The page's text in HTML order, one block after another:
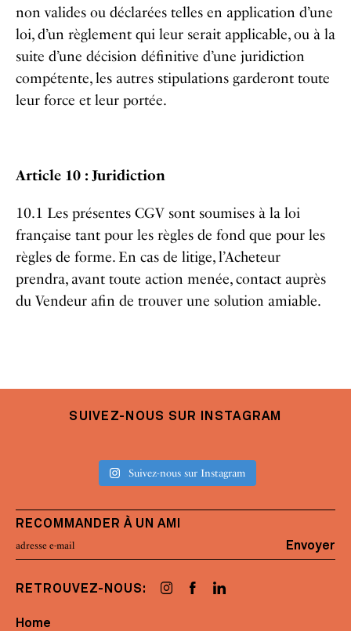
non valides ou déclarées telles en application d’une
loi, d’un règlement qui leur serait applicable, ou à la
suite d’une décision définitive d’une juridiction
compétente, les autres stipulations garderont toute
leur force et leur portée.
Article 10 : Juridiction
10.1 Les présentes CGV sont soumises à la loi
française tant pour les règles de fond que pour les
règles de forme. En cas de litige, l’Acheteur
prendra, avant toute action menée, contact auprès
du Vendeur afin de trouver une solution amiable.
SUIVEZ-NOUS SUR INSTAGRAM
Suivez-nous sur Instagram
RECOMMANDER À UN AMI
Envoyer
RETROUVEZ-NOUS:
Home